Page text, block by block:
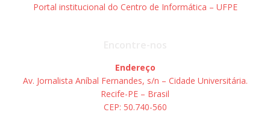
Portal institucional do Centro de Informática – UFPE
Endereço
Av. Jornalista Aníbal Fernandes, s/n – Cidade Universitária.
Recife-PE – Brasil
CEP: 50.740-560